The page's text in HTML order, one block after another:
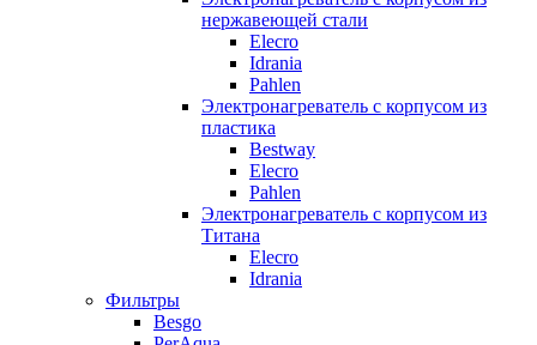
нержавеющей стали
Elecro
Idrania
Pahlen
Электронагреватель с корпусом из
пластика
Bestway
Elecro
Pahlen
Электронагреватель с корпусом из
Титана
Elecro
Idrania
Фильтры
Besgo